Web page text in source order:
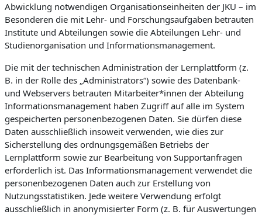
Abwicklung notwendigen Organisationseinheiten der JKU – im
Besonderen die mit Lehr- und Forschungsaufgaben betrauten
Institute und Abteilungen sowie die Abteilungen Lehr- und
Studienorganisation und Informationsmanagement.
Die mit der technischen Administration der Lernplattform (z.
B. in der Rolle des „Administrators“) sowie des Datenbank-
und Webservers betrauten Mitarbeiter*innen der Abteilung
Informationsmanagement haben Zugriff auf alle im System
gespeicherten personenbezogenen Daten. Sie dürfen diese
Daten ausschließlich insoweit verwenden, wie dies zur
Sicherstellung des ordnungsgemäßen Betriebs der
Lernplattform sowie zur Bearbeitung von Supportanfragen
erforderlich ist. Das Informationsmanagement verwendet die
personenbezogenen Daten auch zur Erstellung von
Nutzungsstatistiken. Jede weitere Verwendung erfolgt
ausschließlich in anonymisierter Form (z. B. für Auswertungen